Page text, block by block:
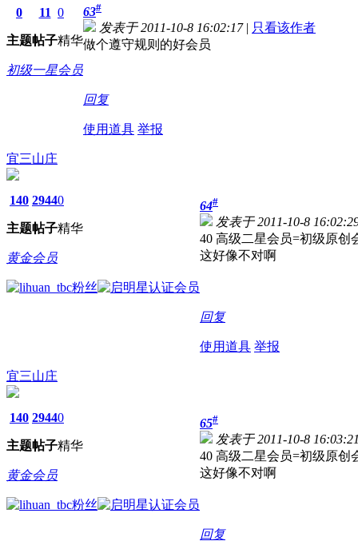
0
主题
11
帖子
0
精华
初级一星会员
63#
发表于 2011-10-8 16:02:17 | 只看该作者
做个遵守规则的好会员
回复
使用道具 举报
宜三山庄
140
主题
2944
帖子
0
精华
黄金会员
64#
发表于 2011-10-8
40 高级二星会员=初级原创
这好像不对啊
回复
使用道具 举报
宜三山庄
140
主题
2944
帖子
0
精华
黄金会员
65#
发表于 2011-10-8
40 高级二星会员=初级原创
这好像不对啊
回复